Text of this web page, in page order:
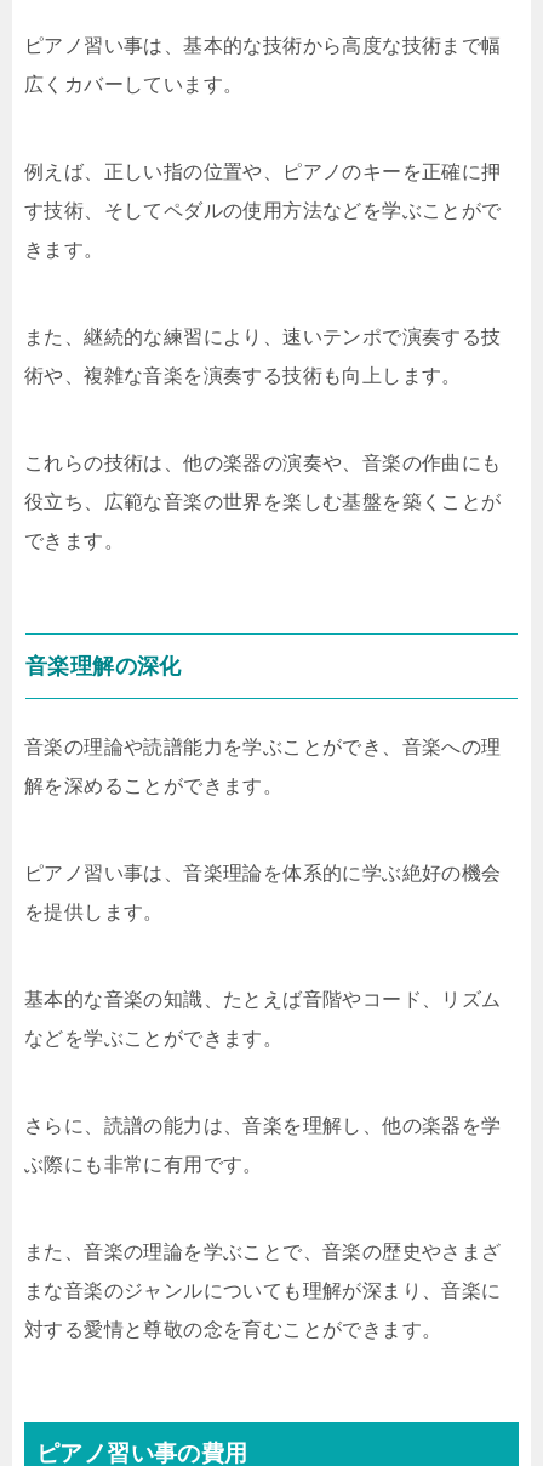
ピアノ習い事は、基本的な技術から高度な技術まで幅
広くカバーしています。
例えば、正しい指の位置や、ピアノのキーを正確に押
す技術、そしてペダルの使用方法などを学ぶことがで
きます。
また、継続的な練習により、速いテンポで演奏する技
術や、複雑な音楽を演奏する技術も向上します。
これらの技術は、他の楽器の演奏や、音楽の作曲にも
役立ち、広範な音楽の世界を楽しむ基盤を築くことが
できます。
音楽理解の深化
音楽の理論や読譜能力を学ぶことができ、音楽への理
解を深めることができます。
ピアノ習い事は、音楽理論を体系的に学ぶ絶好の機会
を提供します。
基本的な音楽の知識、たとえば音階やコード、リズム
などを学ぶことができます。
さらに、読譜の能力は、音楽を理解し、他の楽器を学
ぶ際にも非常に有用です。
また、音楽の理論を学ぶことで、音楽の歴史やさまざ
まな音楽のジャンルについても理解が深まり、音楽に
対する愛情と尊敬の念を育むことができます。
ピアノ習い事の費用